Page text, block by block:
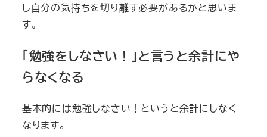
し自分の気持ちを切り離す必要があるかと思いま
す。
「勉強をしなさい！」と言うと余計にや
らなくなる
基本的には勉強しなさい！というと余計にしなく
なります。